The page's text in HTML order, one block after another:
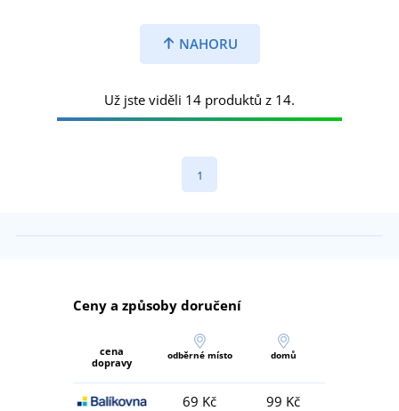
NAHORU
Už jste viděli 14 produktů z 14.
1
Ceny a způsoby doručení
cena
dopravy
odběrné místo domů
69 Kč
99 Kč